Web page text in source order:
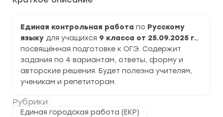
Единая контрольная работа по Русскому
языку для учащихся 9 класса от 25.09.2025 г.,
посвящённая подготовке к ОГЭ. Содержит
задания по 4 вариантам, ответы, форму и
авторские решения. Будет полезна учителям,
ученикам и репетиторам.
Рубрики:
Единая городская работа (ЕКР)
класс
задания
и
ответы